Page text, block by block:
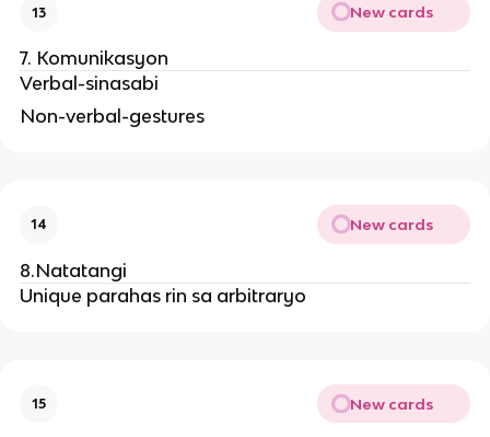
13 New cards
7. Komunikasyon
Verbal-sinasabi
Non-verbal-gestures
14 New cards
8.Natatangi
Unique parahas rin sa arbitraryo
15 New cards